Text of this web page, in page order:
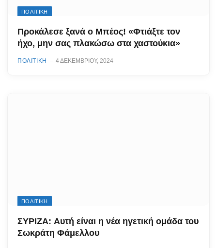
ΠΟΛΙΤΙΚΗ
Προκάλεσε ξανά ο Μπέος! «Φτιάξτε τον
ήχο, μην σας πλακώσω στα χαστούκια»
ΠΟΛΙΤΙΚΗ 4 ΔΕΚΕΜΒΡΊΟΥ, 2024
ΠΟΛΙΤΙΚΗ
ΣΥΡΙΖΑ: Αυτή είναι η νέα ηγετική ομάδα του
Σωκράτη Φάμελλου